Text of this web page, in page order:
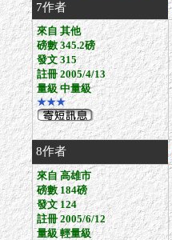
7作者
來自 其他
磅數 345.2磅
發文 315
註冊 2005/4/13
量級 中量級
★★★
8作者
來自 高雄市
磅數 184磅
發文 124
註冊 2005/6/12
量級 輕量級